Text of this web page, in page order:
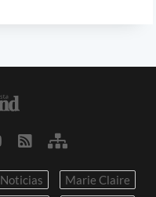
Noticias
Marie Claire